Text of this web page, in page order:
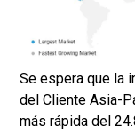
Se espera que la
del Cliente Asia-
más rápida del